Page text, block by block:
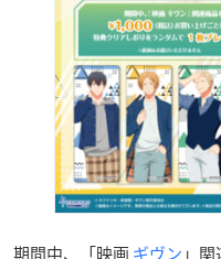
期間中、「映画 ギヴン 」